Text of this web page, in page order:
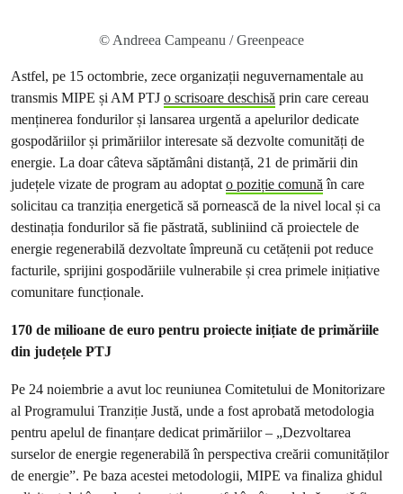
© Andreea Campeanu / Greenpeace
Astfel, pe 15 octombrie, zece organizații neguvernamentale au
transmis MIPE și AM PTJ o scrisoare deschisă prin care cereau
menținerea fondurilor și lansarea urgentă a apelurilor dedicate
gospodăriilor și primăriilor interesate să dezvolte comunități de
energie. La doar câteva săptămâni distanță, 21 de primării din
județele vizate de program au adoptato poziție comunăîn care
solicitau ca tranziția energetică să pornească de la nivel local și ca
destinația fondurilor să fie păstrată, subliniind că proiectele de
energie regenerabilă dezvoltate împreună cu cetățenii pot reduce
facturile, sprijini gospodăriile vulnerabile și crea primele inițiative
comunitare funcționale.
170 de milioane de euro pentru proiecte inițiate de primăriile
din județele PTJ
Pe 24 noiembrie a avut loc reuniunea Comitetului de Monitorizare
al Programului Tranziție Justă, unde a fost aprobată metodologia
pentru apelul de finanțare dedicat primăriilor – „Dezvoltarea
surselor de energie regenerabilă în perspectiva creării comunităților
de energie”. Pe baza acestei metodologii, MIPE va finaliza ghidul